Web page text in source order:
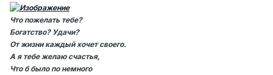
Что пожелать тебе?
Богатство? Удачи?
От жизни каждый хочет своего.
А я тебе желаю счастья,
Что б было по немного